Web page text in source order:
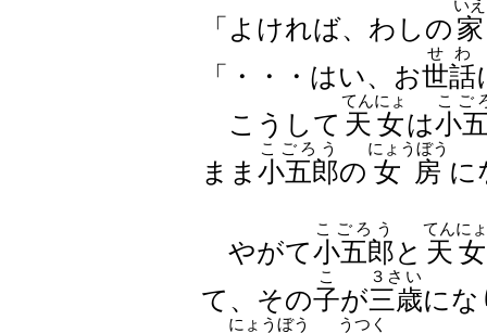
「よければ、わしの 家
いえ
「・・・はい、お世話
せわ
こうして 天女
てんにょ
は小
こご
まま 小五郎
こごろう
の 女房
にょうぼう
に
やがて小五郎
こごろう
と 天女
てんにょ
て、その子
こ
が三歳
３さい
にな
にょうぼう うつく